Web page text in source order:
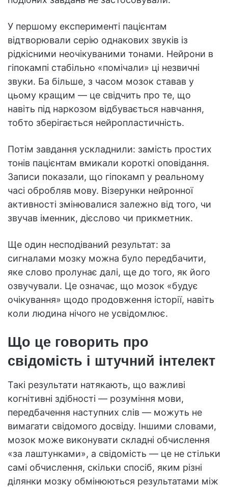
У першому експерименті пацієнтам
відтворювали серію однакових звуків із
рідкісними неочікуваними тонами. Нейрони в
гіпокампі стабільно «помічали» ці незвичні
звуки. Ба більше, з часом мозок ставав у
цьому кращим — це свідчить про те, що
навіть під наркозом відбувається навчання,
тобто зберігається нейропластичність.
Потім завдання ускладнили: замість простих
тонів пацієнтам вмикали короткі оповідання.
Записи показали, що гіпокамп у реальному
часі обробляв мову. Візерунки нейронної
активності змінювалися залежно від того, чи
звучав іменник, дієслово чи прикметник.
Ще один несподіваний результат: за
сигналами мозку можна було передбачити,
яке слово пролунає далі, ще до того, як його
озвучували. Це означає, що мозок «будує
очікування» щодо продовження історії, навіть
коли людина нічого не усвідомлює.
Що це говорить про
свідомість і штучний інтелект
Такі результати натякають, що важливі
когнітивні здібності — розуміння мови,
передбачення наступних слів — можуть не
вимагати свідомого досвіду. Іншими словами,
мозок може виконувати складні обчислення
«за лаштунками», а свідомість — це не стільки
самі обчислення, скільки спосіб, яким різні
ділянки мозку обмінюються результатами між